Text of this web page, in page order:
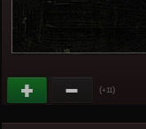
(+11)